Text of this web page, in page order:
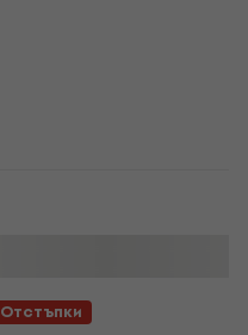
Отстъпки